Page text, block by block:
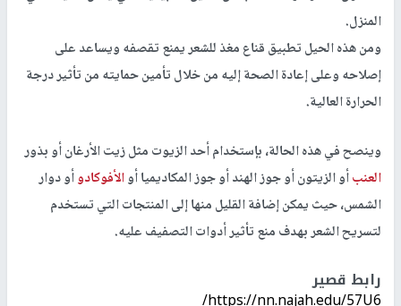
المنزل.
ومن هذه الحيل تطبيق قناع مغذ للشعر يمنع تقصفه ويساعد على
إصلاحه وعلى إعادة الصحة إليه من خلال تأمين حمايته من تأثير درجة
الحرارة العالية.
وينصح في هذه الحالة، بإستخدام أحد الزيوت مثل زيت الأرغان أو بذور
العنبأو الزيتون أو جوز الهند أو جوز المكاديميا أوالأفوكادوأو دوار
الشمس، حيث يمكن إضافة القليل منها إلى المنتجات التي تستخدم
لتسريح الشعر بهدف منع تأثير أدوات التصفيف عليه.
رابط قصير
https://nn.najah.edu/57U6/